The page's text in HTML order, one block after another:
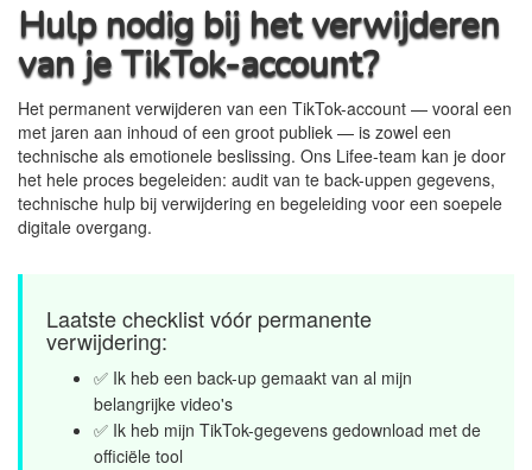
Hulp nodig bij het verwijderen
van je TikTok-account?
Het permanent verwijderen van een TikTok-account — vooral een
met jaren aan inhoud of een groot publiek — is zowel een
technische als emotionele beslissing. Ons Lifee-team kan je door
het hele proces begeleiden: audit van te back-uppen gegevens,
technische hulp bij verwijdering en begeleiding voor een soepele
digitale overgang.
Laatste checklist vóór permanente
verwijdering:
✅ Ik heb een back-up gemaakt van al mijn
belangrijke video's
✅ Ik heb mijn TikTok-gegevens gedownload met de
officiële tool